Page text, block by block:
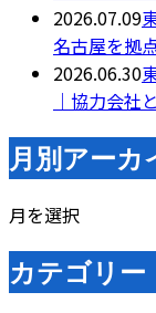
2026.07.09
名古屋を拠
2026.06.30
｜協力会社
月別アーカ
月を選択
カテゴリー